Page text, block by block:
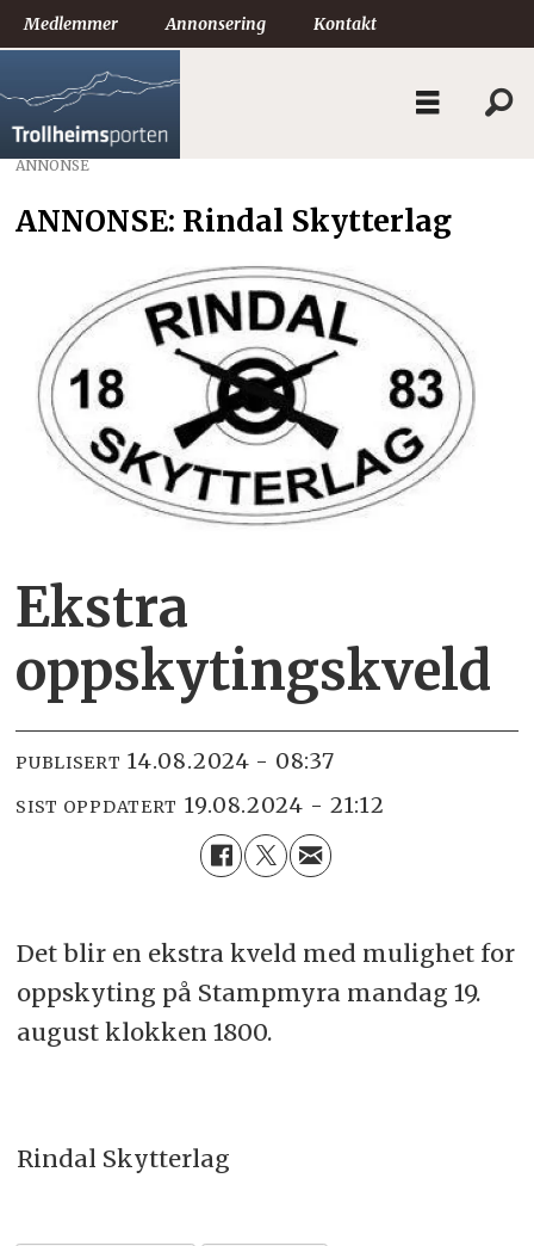
Medlemmer Annonsering Kontakt
ANNONSE
ANNONSE: Rindal Skytterlag
Ekstra
oppskytingskveld
PUBLISERT 14.08.2024 - 08:37
SIST OPPDATERT 19.08.2024 - 21:12
Det blir en ekstra kveld med mulighet for
oppskyting på Stampmyra mandag 19.
august klokken 1800.
Rindal Skytterlag